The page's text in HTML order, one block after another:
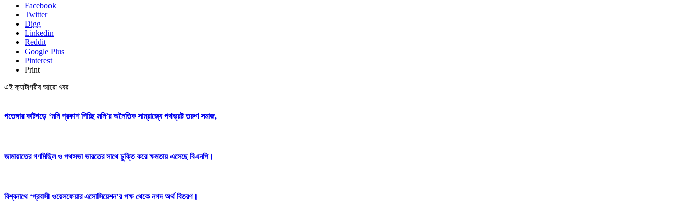
Facebook
Twitter
Digg
Linkedin
Reddit
Google Plus
Pinterest
Print
এই ক্যাটাগরীর আরো খবর
পতেঙ্গার কাটগড়ে ‘মনি প্রকাশ পিচ্ছি মনি’র অনৈতিক সাম্রাজ্যে পথভ্রষ্ট তরুণ সমাজ,
জামায়াতের গণমিছিল ও পথসভা ভারতের সাথে চুক্তি করে ক্ষমতায় এসেছে বিএনপি।
বিশ্বনাথে ‘প্রবাসী ওয়েলফেয়ার এসোসিয়েশন’র পক্ষ থেকে নগদ অর্থ বিতরণ।